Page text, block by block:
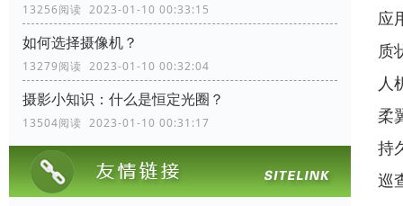
13256阅读 2023-01-10 00:33:15
如何选择摄像机？
13279阅读 2023-01-10 00:32:04
摄影小知识：什么是恒定光圈？
13504阅读 2023-01-10 00:31:17
应
质
人
柔
持
巡